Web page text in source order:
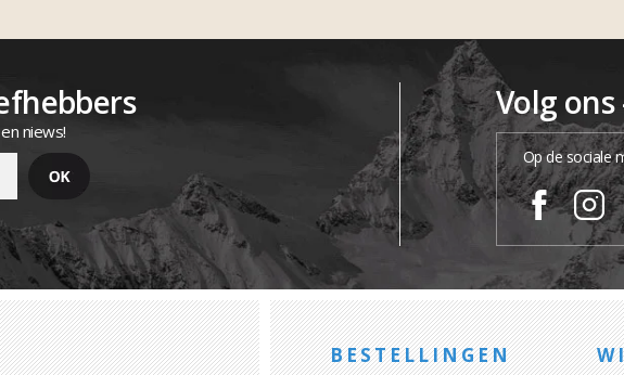
niews!
Volg
Op de sociale
BESTELLINGEN